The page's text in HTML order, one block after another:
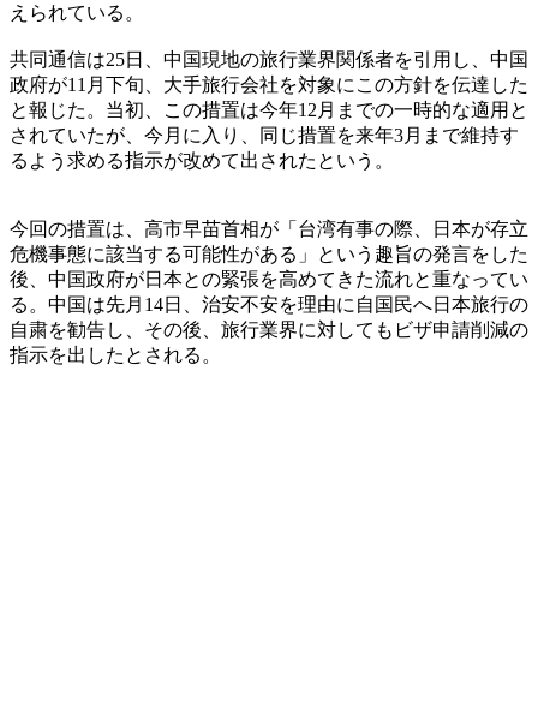
えられている。
共同通信は25日、中国現地の旅行業界関係者を引用し、中国
政府が11月下旬、大手旅行会社を対象にこの方針を伝達した
と報じた。当初、この措置は今年12月までの一時的な適用と
されていたが、今月に入り、同じ措置を来年3月まで維持す
るよう求める指示が改めて出されたという。
今回の措置は、高市早苗首相が「台湾有事の際、日本が存立
危機事態に該当する可能性がある」という趣旨の発言をした
後、中国政府が日本との緊張を高めてきた流れと重なってい
る。中国は先月14日、治安不安を理由に自国民へ日本旅行の
自粛を勧告し、その後、旅行業界に対してもビザ申請削減の
指示を出したとされる。